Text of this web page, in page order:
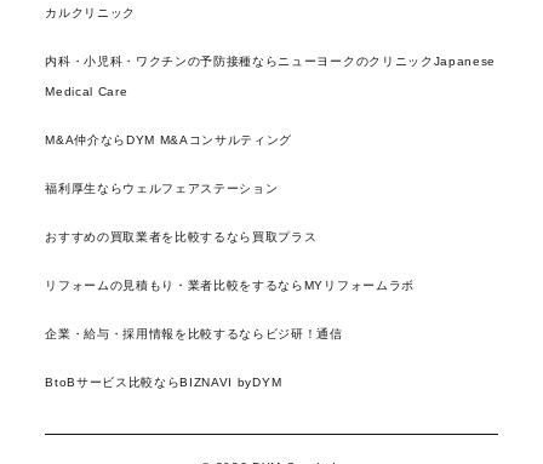
カルクリニック
内科・小児科・ワクチンの予防接種ならニューヨークのクリニックJapanese
Medical Care
M&A仲介ならDYM M&Aコンサルティング
福利厚生ならウェルフェアステーション
おすすめの買取業者を比較するなら買取プラス
リフォームの見積もり・業者比較をするならMYリフォームラボ
企業・給与・採用情報を比較するならビジ研！通信
BtoBサービス比較ならBIZNAVI byDYM